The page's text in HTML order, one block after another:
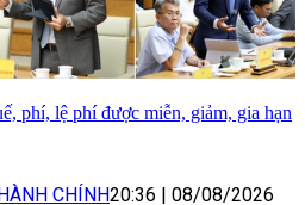
phí, lệ phí được miễn, giảm, gia hạn
CHÍNH20:36 | 08/08/2026